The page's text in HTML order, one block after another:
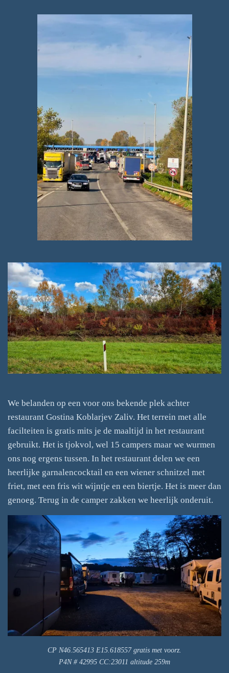
We belanden op een voor ons bekende plek achter
restaurant Gostina Koblarjev Zaliv. Het terrein met alle
facilteiten is gratis mits je de maaltijd in het restaurant
gebruikt. Het is tjokvol, wel 15 campers maar we wurmen
ons nog ergens tussen. In het restaurant delen we een
heerlijke garnalencocktail en een wiener schnitzel met
friet, met een fris wit wijntje en een biertje. Het is meer dan
genoeg. Terug in de camper zakken we heerlijk onderuit.
CP N46.565413 E15.618557 gratis met voorz.
P4N # 42995 CC:23011 altitude 259m